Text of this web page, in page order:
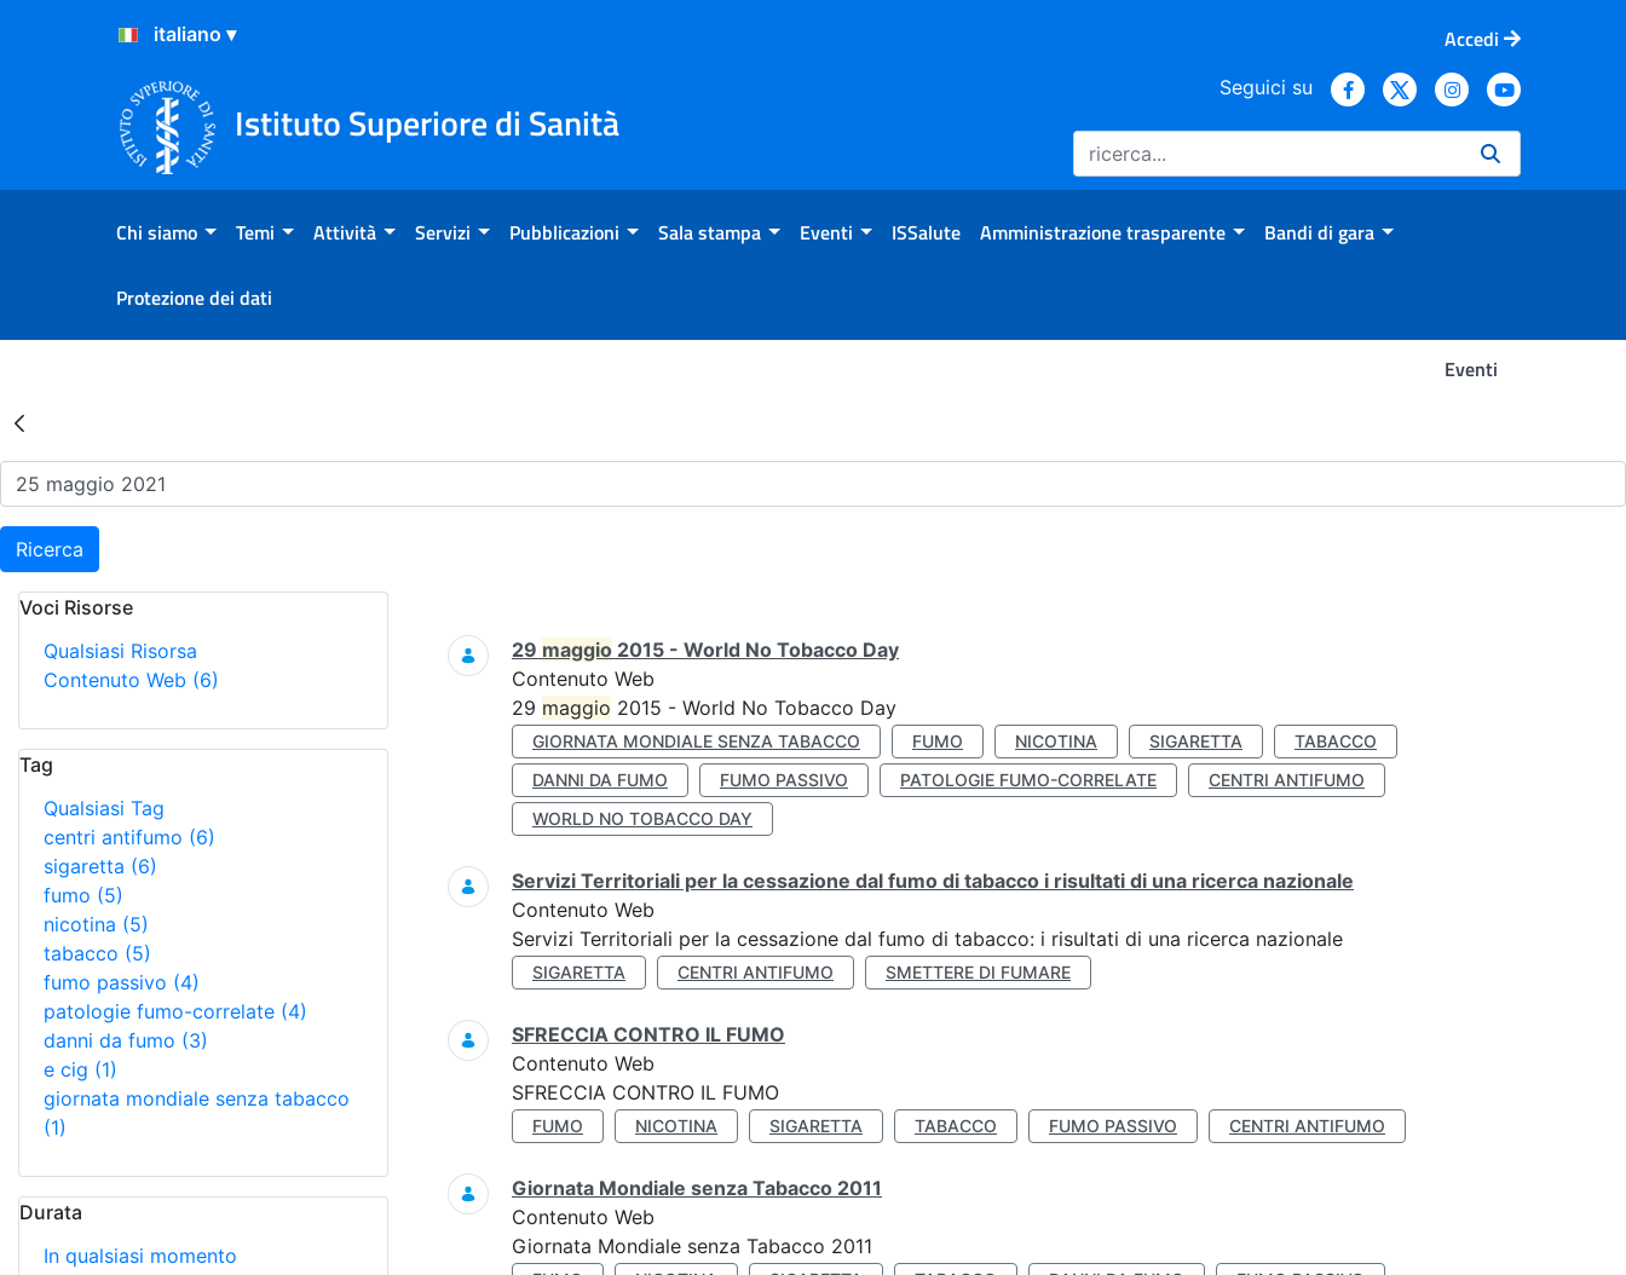
Salta al Contenuto
Salta al Footer
Accedi
Istituto Superiore di Sanità
Seguici su
Chi siamo Temi Attività Servizi Pubblicazioni Sala stampa Eventi ISSalute Amministrazione trasparente Bandi di gara
Protezione dei dati
Eventi
Risultati della Ricerca - Eventi
Ricerca
Voci Risorse
Qualsiasi Risorsa
Contenuto Web (6)
Tag
Qualsiasi Tag
centri antifumo (6)
sigaretta (6)
fumo (5)
nicotina (5)
tabacco (5)
fumo passivo (4)
patologie fumo-correlate (4)
danni da fumo (3)
e cig (1)
giornata mondiale senza tabacco
(1)
Durata
In qualsiasi momento
Ricerca
29 maggio 2015 - World No Tobacco Day
Contenuto Web
29 maggio 2015 - World No Tobacco Day
GIORNATA MONDIALE SENZA TABACCO FUMO NICOTINA SIGARETTA
TABACCO
DANNI DA FUMO
FUMO PASSIVO PATOLOGIE FUMO-CORRELATE
CENTRI ANTIFUMO
WORLD NO TOBACCO DAY
Servizi Territoriali per la cessazione dal fumo di tabacco i risultati di una ricerca nazionale
Contenuto Web
Servizi Territoriali per la cessazione dal fumo di tabacco: i risultati di una ricerca nazionale
SIGARETTA CENTRI ANTIFUMO SMETTERE DI FUMARE
SFRECCIA CONTRO IL FUMO
Contenuto Web
SFRECCIA CONTRO IL FUMO
FUMO NICOTINA SIGARETTA TABACCO FUMO PASSIVO CENTRI ANTIFUMO
Giornata Mondiale senza Tabacco 2011
Contenuto Web
Giornata Mondiale senza Tabacco 2011